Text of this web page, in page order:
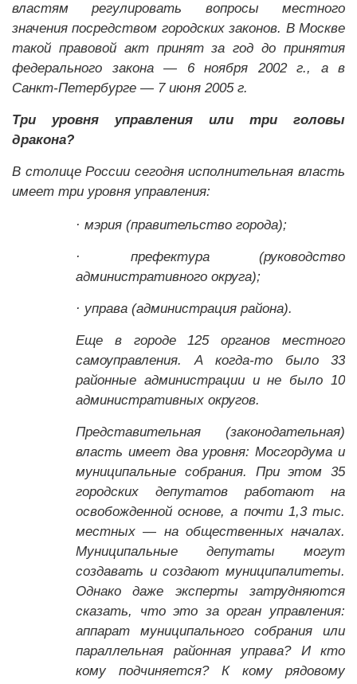
властям регулировать вопросы местного
значения посредством городских законов. В Москве
такой правовой акт принят за год до принятия
федерального закона — 6 ноября 2002 г., а в
Санкт-Петербурге — 7 июня 2005 г.
Три уровня управления или три головы
дракона?
В столице России сегодня исполнительная власть
имеет три уровня управления:
· мэрия (правительство города);
· префектура (руководство
административного округа);
· управа (администрация района).
Еще в городе 125 органов местного
самоуправления. А когда-то было 33
районные администрации и не было 10
административных округов.
Представительная (законодательная)
власть имеет два уровня: Мосгордума и
муниципальные собрания. При этом 35
городских депутатов работают на
освобожденной основе, а почти 1,3 тыс.
местных — на общественных началах.
Муниципальные депутаты могут
создавать и создают муниципалитеты.
Однако даже эксперты затрудняются
сказать, что это за орган управления:
аппарат муниципального собрания или
параллельная районная управа? И кто
кому подчиняется? К кому рядовому